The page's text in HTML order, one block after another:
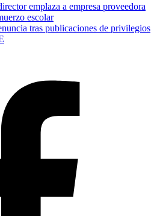
emplaza a empresa proveedora
escolar
tras publicaciones de privilegios